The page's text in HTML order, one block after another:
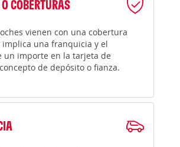
COBERTURAS
vienen con una cobertura
implica una franquicia y el
un importe en la tarjeta de
de depósito o fianza.